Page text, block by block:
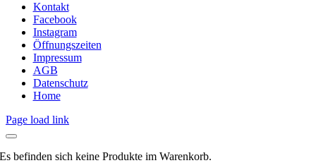
Kontakt
Facebook
Instagram
Öffnungszeiten
Impressum
AGB
Datenschutz
Home
Page load link
Es befinden sich keine Produkte im Warenkorb.